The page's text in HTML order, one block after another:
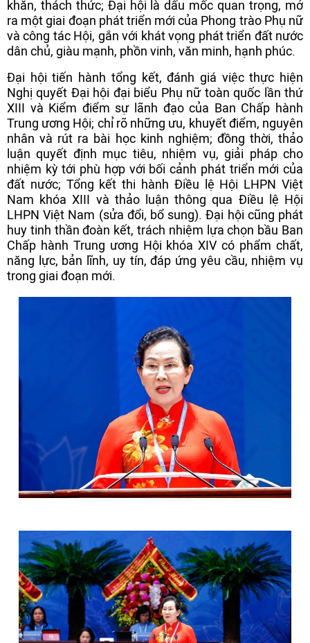
khăn, thách thức; Đại hội là dấu mốc quan trọng, mở
ra một giai đoạn phát triển mới của Phong trào Phụ nữ
và công tác Hội, gắn với khát vọng phát triển đất nước
dân chủ, giàu mạnh, phồn vinh, văn minh, hạnh phúc.
Đại hội tiến hành tổng kết, đánh giá việc thực hiện
Nghị quyết Đại hội đại biểu Phụ nữ toàn quốc lần thứ
XIII và Kiểm điểm sự lãnh đạo của Ban Chấp hành
Trung ương Hội; chỉ rõ những ưu, khuyết điểm, nguyên
nhân và rút ra bài học kinh nghiệm; đồng thời, thảo
luận quyết định mục tiêu, nhiệm vụ, giải pháp cho
nhiệm kỳ tới phù hợp với bối cảnh phát triển mới của
đất nước; Tổng kết thi hành Điều lệ Hội LHPN Việt
Nam khóa XIII và thảo luận thông qua Điều lệ Hội
LHPN Việt Nam (sửa đổi, bổ sung). Đại hội cũng phát
huy tinh thần đoàn kết, trách nhiệm lựa chọn bầu Ban
Chấp hành Trung ương Hội khóa XIV có phẩm chất,
năng lực, bản lĩnh, uy tín, đáp ứng yêu cầu, nhiệm vụ
trong giai đoạn mới.